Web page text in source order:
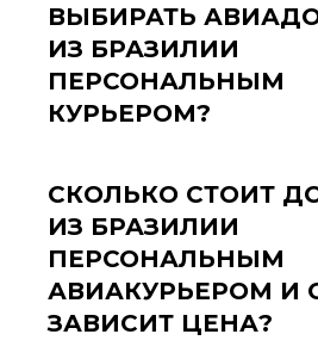
ВЫБИРАТЬ
ИЗ БРАЗИЛИИ
ПЕРСОНАЛЬНЫМ
КУРЬЕРОМ?
СКОЛЬКО СТОИТ
ИЗ БРАЗИЛИИ
ПЕРСОНАЛЬНЫМ
АВИАКУРЬЕРОМ И
ЗАВИСИТ ЦЕНА?